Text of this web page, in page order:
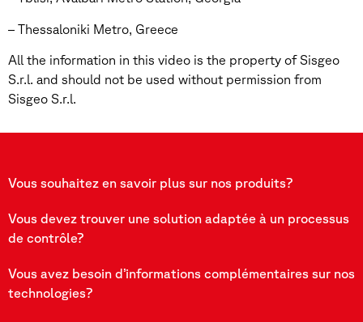
– Thessaloniki Metro, Greece
All the information in this video is the property of Sisgeo
S.r.l. and should not be used without permission from
Sisgeo S.r.l.
Vous souhaitez en savoir plus sur nos produits?
Vous devez trouver une solution adaptée à un processus
de contrôle?
Vous avez besoin d’informations complémentaires sur nos
technologies?